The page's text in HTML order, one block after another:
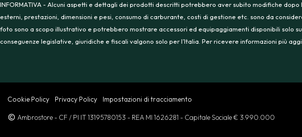
INFORMATIVA - Alcuni aspetti e dettagli dei prodotti descritti potrebbero aver subito modifiche
esterni, prestazioni, dimensioni e pesi, consumo di carburante, costi di gestione etc. sono da
foto sono a scopo illustrativo e potrebbero mostrare accessori ed equipaggiamenti disponibili solo
conseguenze legislative, giuridiche e fiscali valgono solo per l’Italia. Per ricevere informazioni più
Cookie Policy Privacy Policy Impostazioni di tracciamento
Ambrostore - CF / PI IT 13195780153 - REA MI 1626281 - Capitale Sociale € 3.990.000